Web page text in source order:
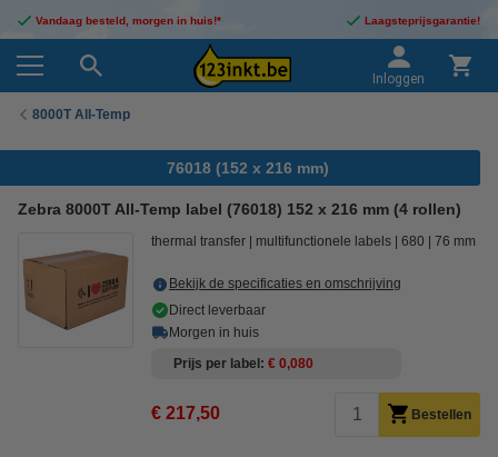
Vandaag besteld, morgen in huis!* Laagsteprijsgarantie!
Inloggen
8000T All-Temp
76018 (152 x 216 mm)
Zebra 8000T All-Temp label (76018) 152 x 216 mm (4 rollen)
thermal transfer multifunctionele labels 680 76 mm
Bekijk de specificaties en omschrijving
Direct leverbaar
Morgen in huis
Prijs per label
€ 0,080
€ 217,50 Bestellen